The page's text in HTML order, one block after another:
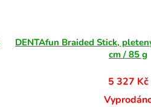
DENTAfun Braided Stick,
cm / 85 g
5 327 Kč